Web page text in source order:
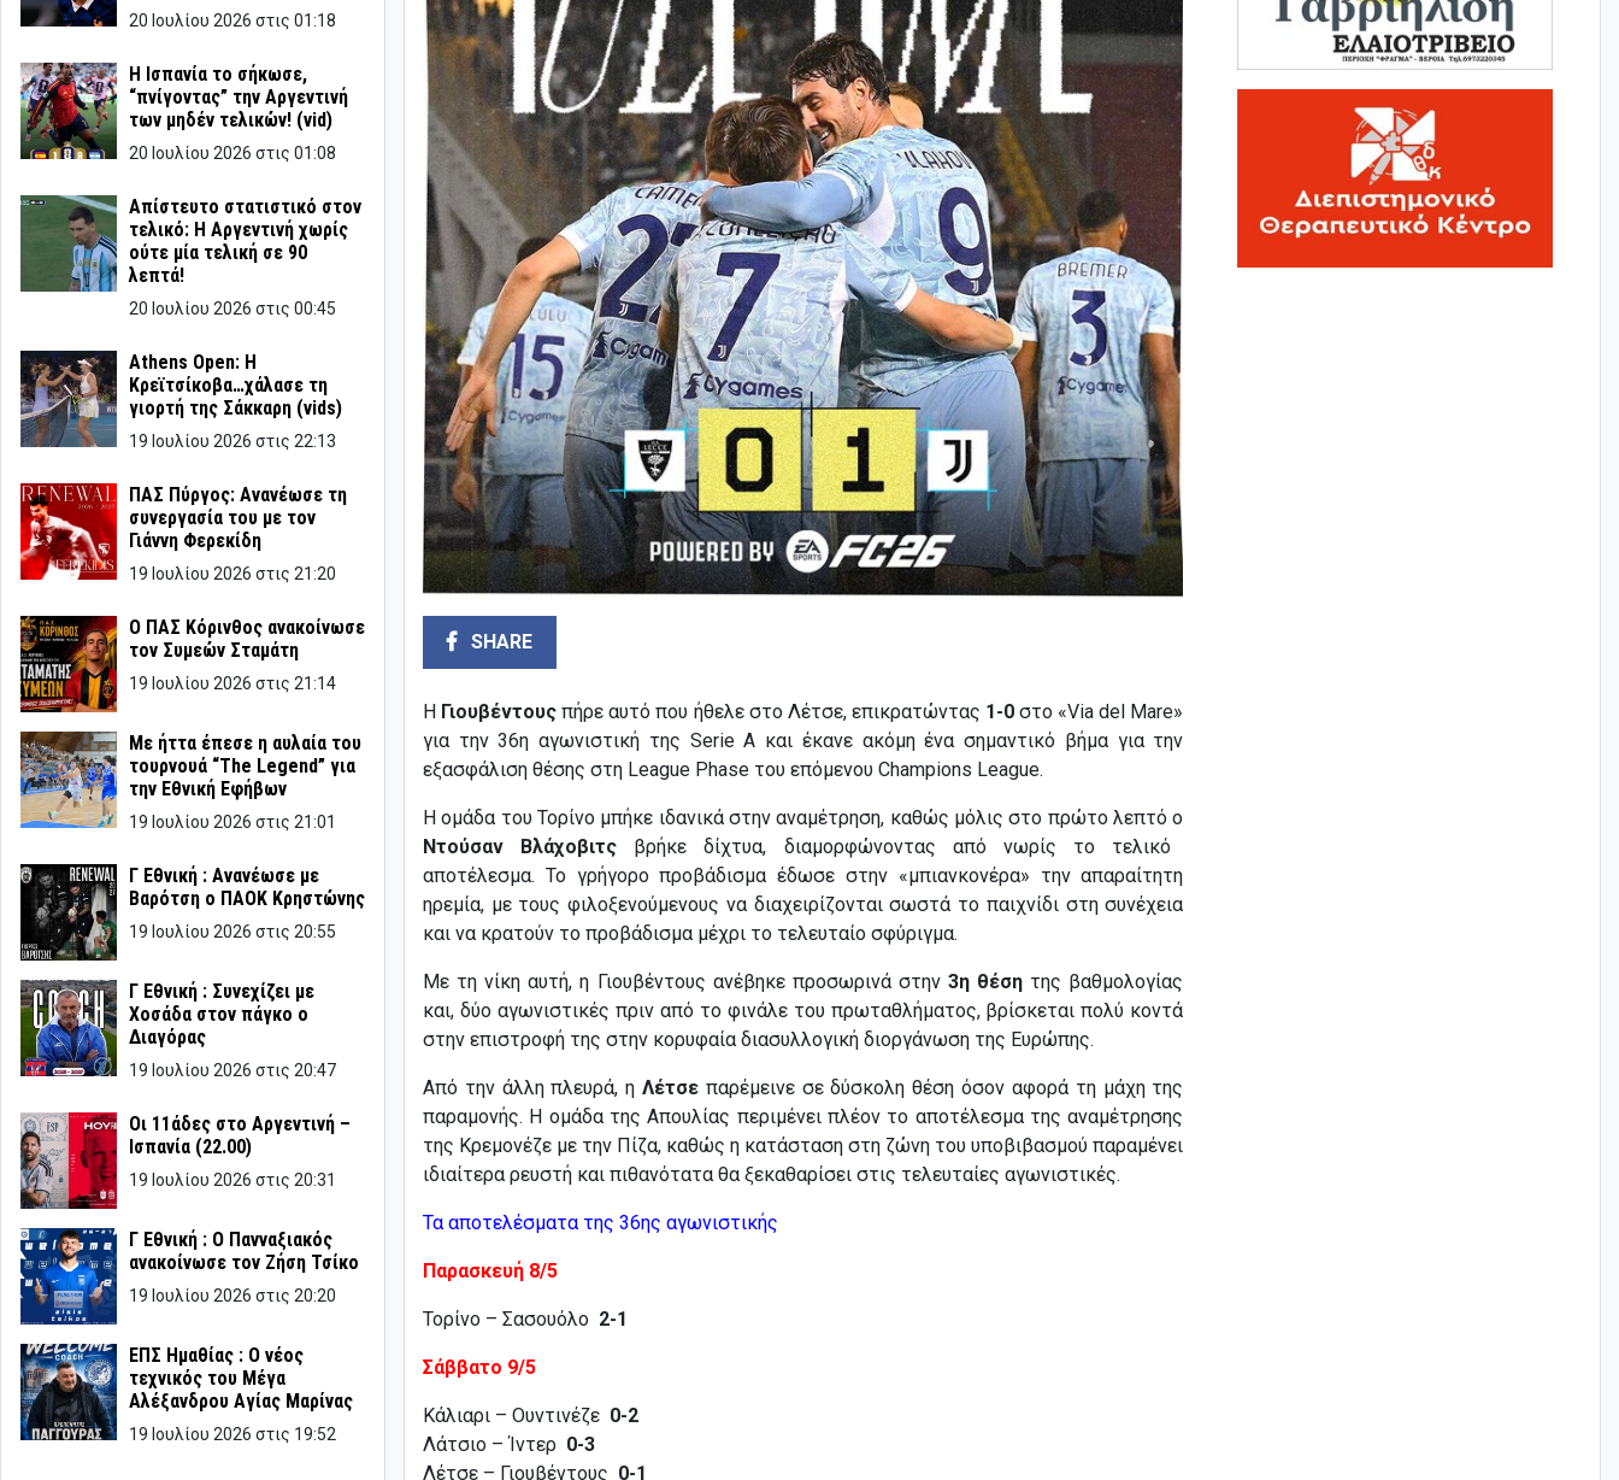
20 Ιουλίου 2026 στις 01:18
Η Ισπανία το σήκωσε,
“πνίγοντας” την Αργεντινή
των μηδέν τελικών! (vid)
20 Ιουλίου 2026 στις 01:08
Απίστευτο στατιστικό στον
τελικό: Η Αργεντινή χωρίς
ούτε μία τελική σε 90
λεπτά!
20 Ιουλίου 2026 στις 00:45
Athens Open: Η
Κρεϊτσίκοβα…χάλασε τη
γιορτή της Σάκκαρη (vids)
19 Ιουλίου 2026 στις 22:13
ΠΑΣ Πύργος: Ανανέωσε τη
συνεργασία του με τον
Γιάννη Φερεκίδη
19 Ιουλίου 2026 στις 21:20
Ο ΠΑΣ Κόρινθος ανακοίνωσε
τον Συμεών Σταμάτη
19 Ιουλίου 2026 στις 21:14
Με ήττα έπεσε η αυλαία του
τουρνουά “The Legend” για
την Εθνική Εφήβων
19 Ιουλίου 2026 στις 21:01
Γ Εθνική : Ανανέωσε με
Βαρότση ο ΠΑΟΚ Κρηστώνης
19 Ιουλίου 2026 στις 20:55
Γ Εθνική : Συνεχίζει με
Χοσάδα στον πάγκο ο
Διαγόρας
19 Ιουλίου 2026 στις 20:47
Οι 11άδες στο Αργεντινή –
Ισπανία (22.00)
19 Ιουλίου 2026 στις 20:31
Γ Εθνική : Ο Πανναξιακός
ανακοίνωσε τον Ζήση Τσίκο
19 Ιουλίου 2026 στις 20:20
ΕΠΣ Ημαθίας : Ο νέος
τεχνικός του Μέγα
Αλέξανδρου Αγίας Μαρίνας
19 Ιουλίου 2026 στις 19:52
SHARE
Η Γιουβέντους πήρε αυτό που ήθελε στο Λέτσε, επικρατώντας 1-0στο «Via del Mare»
για την 36η αγωνιστική της Serie A και έκανε ακόμη ένα σημαντικό βήμα για την
εξασφάλιση θέσης στη League Phase του επόμενου Champions League.
Η ομάδα του Τορίνο μπήκε ιδανικά στην αναμέτρηση, καθώς μόλις στο πρώτο λεπτό ο
Ντούσαν Βλάχοβιτς βρήκε δίχτυα, διαμορφώνοντας από νωρίς το τελικό
αποτέλεσμα. Το γρήγορο προβάδισμα έδωσε στην «μπιανκονέρα» την απαραίτητη
ηρεμία, με τους φιλοξενούμενους να διαχειρίζονται σωστά το παιχνίδι στη συνέχεια
και να κρατούν το προβάδισμα μέχρι το τελευταίο σφύριγμα.
Με τη νίκη αυτή, η Γιουβέντους ανέβηκε προσωρινά στην 3η θέση της βαθμολογίας
και, δύο αγωνιστικές πριν από το φινάλε του πρωταθλήματος, βρίσκεται πολύ κοντά
στην επιστροφή της στην κορυφαία διασυλλογική διοργάνωση της Ευρώπης.
Από την άλλη πλευρά, ηΛέτσε παρέμεινε σε δύσκολη θέση όσον αφορά τη μάχη της
παραμονής. Η ομάδα της Απουλίας περιμένει πλέον το αποτέλεσμα της αναμέτρησης
της Κρεμονέζε με την Πίζα, καθώς η κατάσταση στη ζώνη του υποβιβασμού παραμένει
ιδιαίτερα ρευστή και πιθανότατα θα ξεκαθαρίσει στις τελευταίες αγωνιστικές.
Τα αποτελέσματα της 36ης αγωνιστικής
Παρασκευή 8/5
Τορίνο – Σασουόλο 2-1
Σάββατο 9/5
Κάλιαρι – Ουντινέζε 0-2
Λάτσιο – Ίντερ 0-3
Λέτσε – Γιουβέντους 0-1